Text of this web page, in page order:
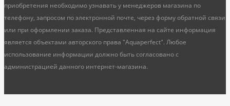
приобретения необходимо узнавать у менеджеров магазина по
телефону, запросом по электронной почте, через форму обратной связи
или при оформлении заказа. Представленная на сайте информация
является объектами авторского права "Aquaperfect". Любое
использование информации должно быть согласовано с
администрацией данного интернет-магазина.